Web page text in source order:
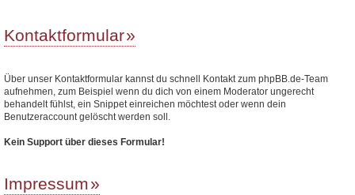
Kontaktformular
Über unser Kontaktformular kannst du schnell Kontakt zum phpBB.de-Team
aufnehmen, zum Beispiel wenn du dich von einem Moderator ungerecht
behandelt fühlst, ein Snippet einreichen möchtest oder wenn dein
Benutzeraccount gelöscht werden soll.
Kein Support über dieses Formular!
Impressum